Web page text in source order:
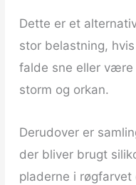
Dette er et
stor belastning,
falde sne eller
storm og orkan.
Derudover er
der bliver brugt
pladerne i røgfarvet